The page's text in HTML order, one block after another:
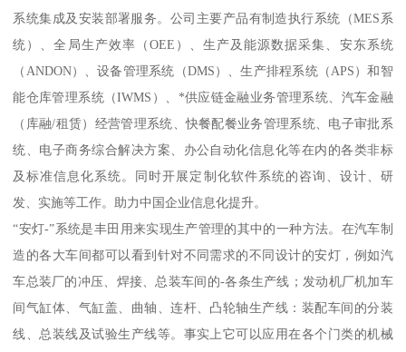
系统集成及安装部署服务。公司主要产品有制造执行系统（MES系
统）、全局生产效率（OEE）、生产及能源数据采集、安东系统
（ANDON）、设备管理系统（DMS）、生产排程系统（APS）和智
能仓库管理系统（IWMS）、*供应链金融业务管理系统、汽车金融
（库融/租赁）经营管理系统、快餐配餐业务管理系统、电子审批系
统、电子商务综合解决方案、办公自动化信息化等在内的各类非标
及标准信息化系统。同时开展定制化软件系统的咨询、设计、研
发、实施等工作。助力中国企业信息化提升。
“安灯-”系统是丰田用来实现生产管理的其中的一种方法。在汽车制
造的各大车间都可以看到针对不同需求的不同设计的安灯，例如汽
车总装厂的冲压、焊接、总装车间的-各条生产线；发动机厂机加车
间气缸体、气缸盖、曲轴、连杆、凸轮轴生产线：装配车间的分装
线、总装线及试验生产线等。事实上它可以应用在各个门类的机械